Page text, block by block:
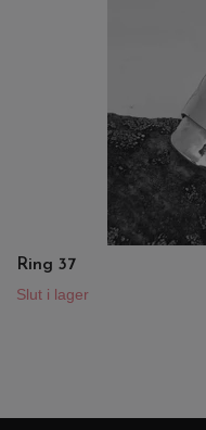
Ring 37
Slut i lager